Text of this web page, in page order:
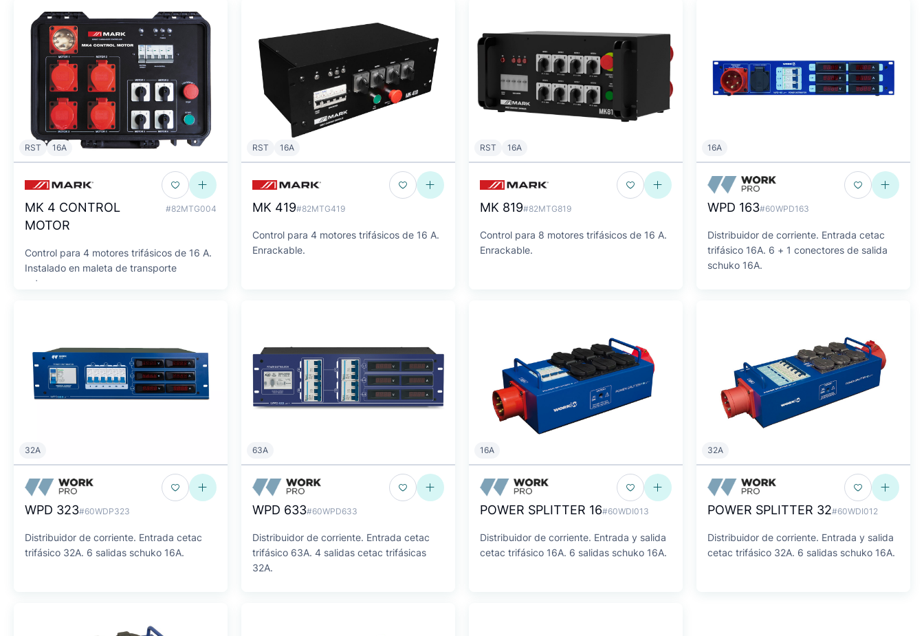
RST 16A
MK 4 CONTROL
MOTOR
#82MTG004
Control para 4 motores trifásicos de 16 A.
Instalado en maleta de transporte
estanca.
RST 16A
MK 419#82MTG419
Control para 4 motores trifásicos de 16 A.
Enrackable.
RST 16A
MK 819#82MTG819
Control para 8 motores trifásicos de 16 A.
Enrackable.
16A
WPD 163#60WPD163
Distribuidor de corriente. Entrada cetac
trifásico 16A. 6 + 1 conectores de salida
schuko 16A.
32A
WPD 323#60WDP323
Distribuidor de corriente. Entrada cetac
trifásico 32A. 6 salidas schuko 16A.
63A
WPD 633#60WPD633
Distribuidor de corriente. Entrada cetac
trifásico 63A. 4 salidas cetac trifásicas
32A.
16A
POWER SPLITTER 16#60WDI013
Distribuidor de corriente. Entrada y salida
cetac trifásico 16A. 6 salidas schuko 16A.
32A
POWER SPLITTER 32#60WDI012
Distribuidor de corriente. Entrada y salida
cetac trifásico 32A. 6 salidas schuko 16A.